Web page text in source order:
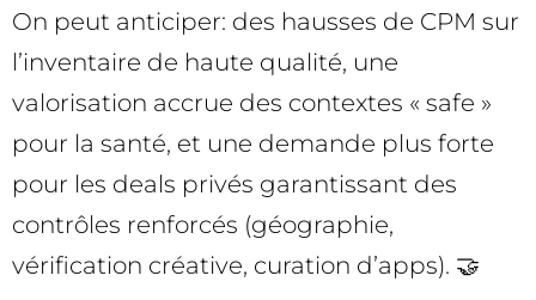
On peut anticiper: des hausses de CPM sur
l’inventaire de haute qualité, une
valorisation accrue des contextes « safe »
pour la santé, et une demande plus forte
pour les deals privés garantissant des
contrôles renforcés (géographie,
vérification créative, curation d’apps). 🤝